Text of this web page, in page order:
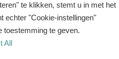
te klikken, stemt u in met het
echter "Cookie-instellingen"
toestemming te geven.
All